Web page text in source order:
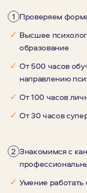
1 Проверяем
✓ Высшее
образование
✓ От 500 часов
направлению
✓ От 100 часов
✓ От 30 часов
2 Знакомимся с
✓ Умение